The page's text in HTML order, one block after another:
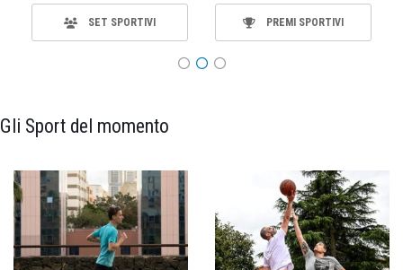
SET SPORTIVI PREMI SPORTIVI
Gli Sport del momento